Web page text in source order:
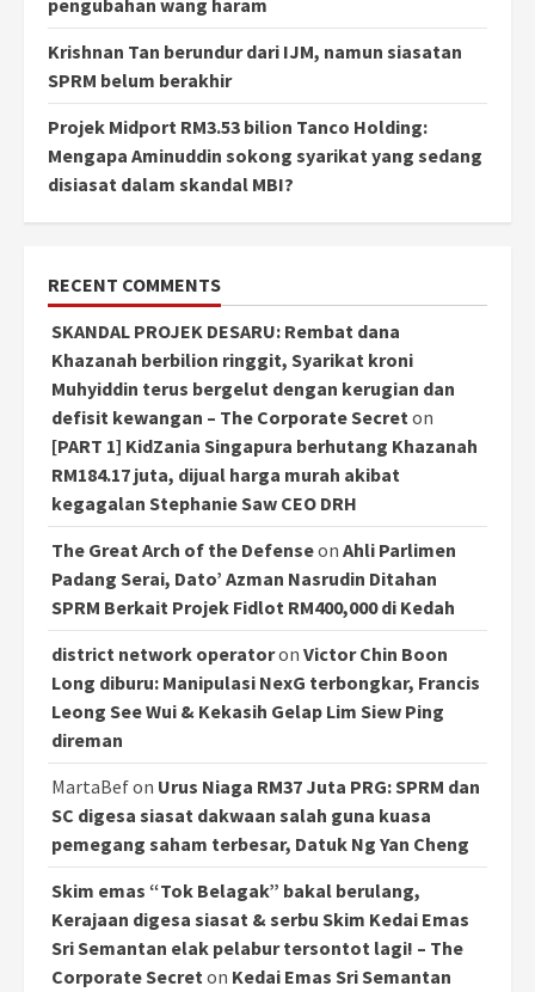
pengubahan wang haram
Krishnan Tan berundur dari IJM, namun siasatan
SPRM belum berakhir
Projek Midport RM3.53 bilion Tanco Holding:
Mengapa Aminuddin sokong syarikat yang sedang
disiasat dalam skandal MBI?
RECENT COMMENTS
SKANDAL PROJEK DESARU: Rembat dana
Khazanah berbilion ringgit, Syarikat kroni
Muhyiddin terus bergelut dengan kerugian dan
defisit kewangan – The Corporate Secreton
[PART 1] KidZania Singapura berhutang Khazanah
RM184.17 juta, dijual harga murah akibat
kegagalan Stephanie Saw CEO DRH
The Great Arch of the Defenseon Ahli Parlimen
Padang Serai, Dato’ Azman Nasrudin Ditahan
SPRM Berkait Projek Fidlot RM400,000 di Kedah
district network operatoron Victor Chin Boon
Long diburu: Manipulasi NexG terbongkar, Francis
Leong See Wui & Kekasih Gelap Lim Siew Ping
direman
MartaBefon Urus Niaga RM37 Juta PRG: SPRM dan
SC digesa siasat dakwaan salah guna kuasa
pemegang saham terbesar, Datuk Ng Yan Cheng
Skim emas “Tok Belagak” bakal berulang,
Kerajaan digesa siasat & serbu Skim Kedai Emas
Sri Semantan elak pelabur tersontot lagi! – The
Corporate Secreton Kedai Emas Sri Semantan